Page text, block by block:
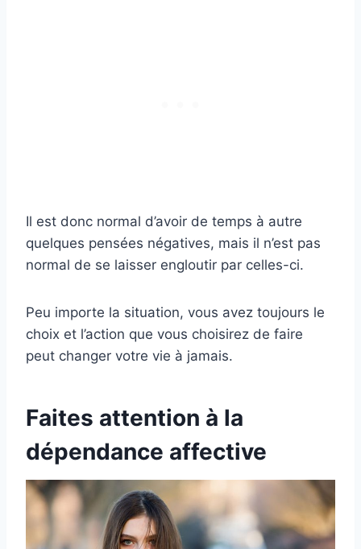
Il est donc normal d’avoir de temps à autre
quelques pensées négatives, mais il n’est pas
normal de se laisser engloutir par celles-ci.
Peu importe la situation, vous avez toujours le
choix et l’action que vous choisirez de faire
peut changer votre vie à jamais.
Faites attention à la
dépendance affective